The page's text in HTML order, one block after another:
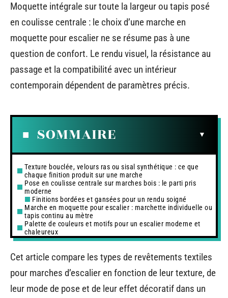
Moquette intégrale sur toute la largeur ou tapis posé
en coulisse centrale : le choix d’une marche en
moquette pour escalier ne se résume pas à une
question de confort. Le rendu visuel, la résistance au
passage et la compatibilité avec un intérieur
contemporain dépendent de paramètres précis.
SOMMAIRE
Texture bouclée, velours ras ou sisal synthétique : ce que
chaque finition produit sur une marche
Pose en coulisse centrale sur marches bois : le parti pris
moderne
Finitions bordées et gansées pour un rendu soigné
Marche en moquette pour escalier : marchette individuelle ou
tapis continu au mètre
Palette de couleurs et motifs pour un escalier moderne et
chaleureux
Cet article compare les types de revêtements textiles
pour marches d’escalier en fonction de leur texture, de
leur mode de pose et de leur effet décoratif dans un